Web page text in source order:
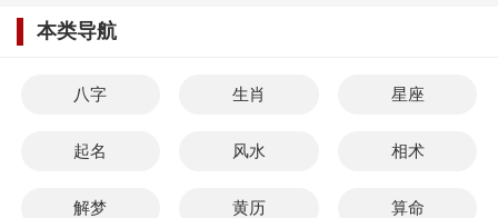
本类导航
八字 生肖 星座
起名 风水 相术
解梦 黄历 算命